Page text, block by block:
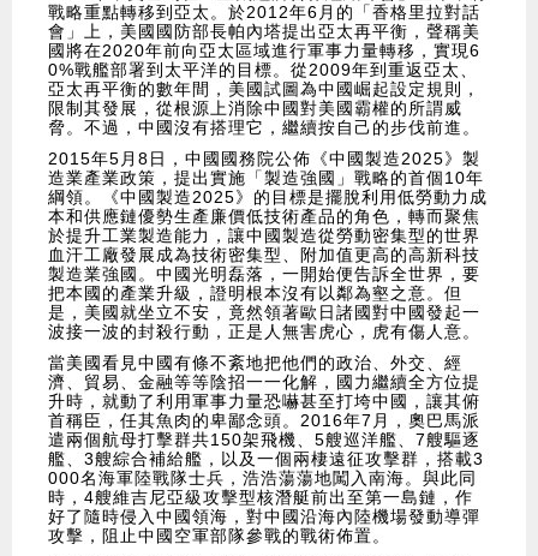
戰略重點轉移到亞太。於2012年6月的「香格里拉對話
會」上，美國國防部長帕內塔提出亞太再平衡，聲稱美
國將在2020年前向亞太區域進行軍事力量轉移，實現6
0%戰艦部署到太平洋的目標。從2009年到重返亞太、
亞太再平衡的數年間，美國試圖為中國崛起設定規則，
限制其發展，從根源上消除中國對美國霸權的所謂威
脅。不過，中國沒有搭理它，繼續按自己的步伐前進。
2015年5月8日，中國國務院公佈《中國製造2025》製
造業產業政策，提出實施「製造強國」戰略的首個10年
綱領。《中國製造2025》的目標是擺脫利用低勞動力成
本和供應鏈優勢生產廉價低技術產品的角色，轉而聚焦
於提升工業製造能力，讓中國製造從勞動密集型的世界
血汗工廠發展成為技術密集型、附加值更高的高新科技
製造業強國。中國光明磊落，一開始便告訴全世界，要
把本國的產業升級，證明根本沒有以鄰為壑之意。但
是，美國就坐立不安，竟然領著歐日諸國對中國發起一
波接一波的封殺行動，正是人無害虎心，虎有傷人意。
當美國看見中國有條不紊地把他們的政治、外交、經
濟、貿易、金融等等陰招一一化解，國力繼續全方位提
升時，就動了利用軍事力量恐嚇甚至打垮中國，讓其俯
首稱臣，任其魚肉的卑鄙念頭。2016年7月，奧巴馬派
遣兩個航母打擊群共150架飛機、5艘巡洋艦、7艘驅逐
艦、3艘綜合補給艦，以及一個兩棲遠征攻擊群，搭載3
000名海軍陸戰隊士兵，浩浩蕩蕩地闖入南海。與此同
時，4艘維吉尼亞級攻擊型核潛艇前出至第一島鏈，作
好了隨時侵入中國領海，對中國沿海內陸機場發動導彈
攻擊，阻止中國空軍部隊參戰的戰術佈置。